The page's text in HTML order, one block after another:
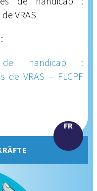
VRAS
de handicap :
de VRAS – FLCPF
FR